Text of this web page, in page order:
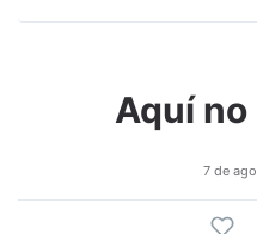
Aquí no
7 de